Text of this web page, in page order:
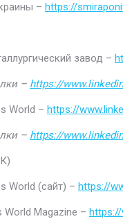
– https://
завод –
– https://
World – https://
– https://
World (сайт) – https://
World Magazine – https://